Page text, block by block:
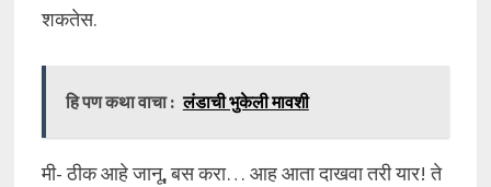
शकतेस.
हि पण कथा वाचा : लंडाची भुकेली मावशी
मी- ठीक आहे जानू, बस करा… आह आता दाखवा तरी यार! ते